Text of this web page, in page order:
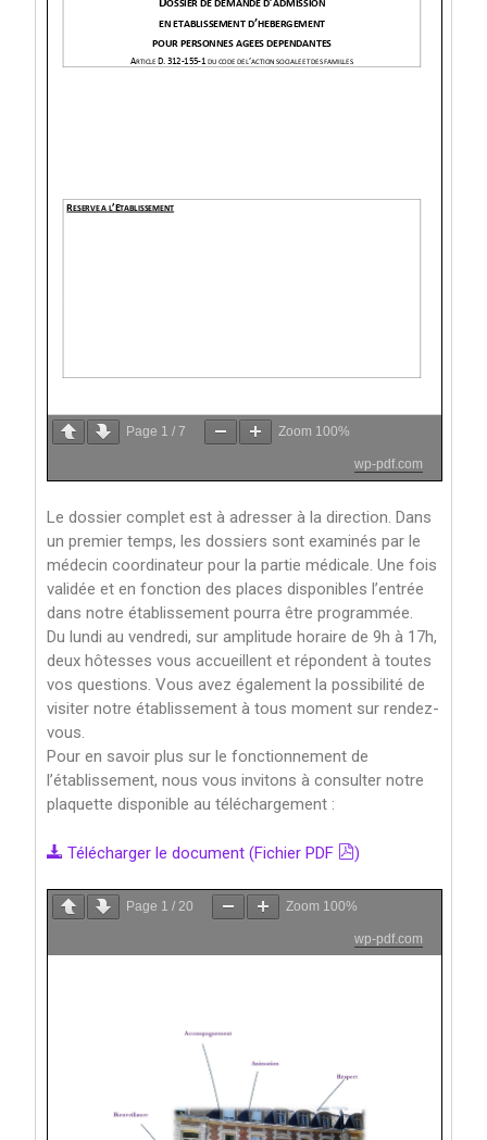
Page 1 / 7 Zoom 100%
wp-pdf.com
Le dossier complet est à adresser à la direction. Dans
un premier temps, les dossiers sont examinés par le
médecin coordinateur pour la partie médicale. Une fois
validée et en fonction des places disponibles l’entrée
dans notre établissement pourra être programmée.
Du lundi au vendredi, sur amplitude horaire de 9h à 17h,
deux hôtesses vous accueillent et répondent à toutes
vos questions. Vous avez également la possibilité de
visiter notre établissement à tous moment sur rendez-
vous.
Pour en savoir plus sur le fonctionnement de
l’établissement, nous vous invitons à consulter notre
plaquette disponible au téléchargement :
Télécharger le document (Fichier PDF )
Page 1 / 20 Zoom 100%
wp-pdf.com